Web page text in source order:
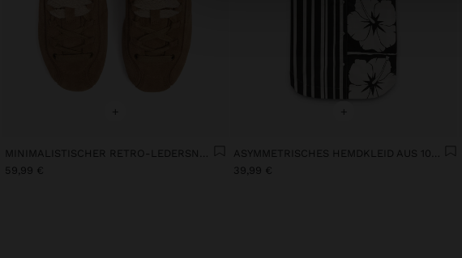
+
59,99 €
+
39,99 €